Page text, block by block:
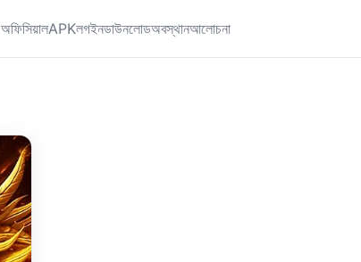
অফিসিয়ালAPKলগইনডাউনলোডঅবস্থানআলোচনা